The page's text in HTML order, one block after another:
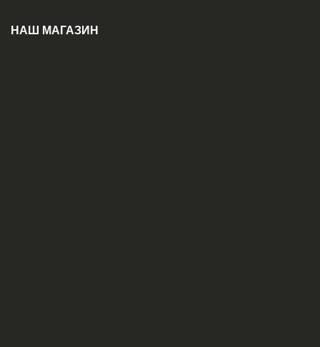
НАШ МАГАЗИН